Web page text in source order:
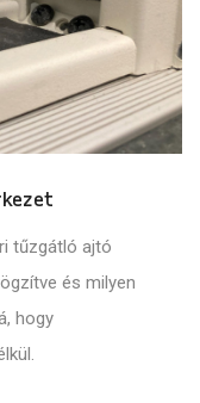
tűzgátló ajtó
és milyen
hogy